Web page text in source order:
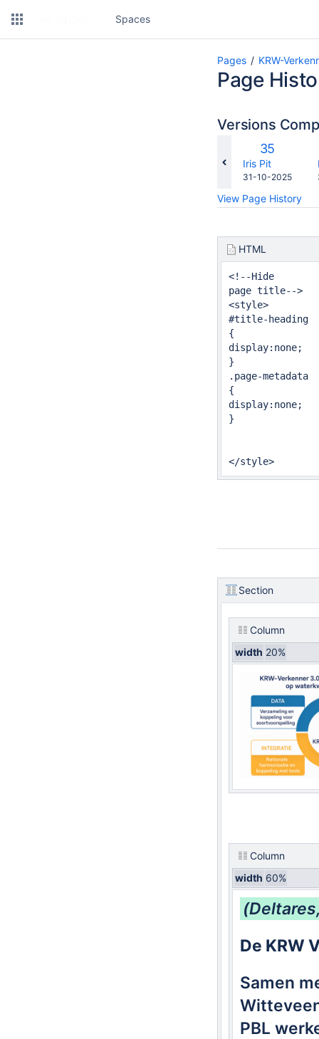
Spaces
Pages KRW-
Page
Versions
Old
Version
35
Iris Pit
Saved
31-10-2025
View Page History
HTML
<!--Hide
page title-->
<style>
#title-heading
{
display:none;
}
.page-metadata
{
display:none;
}
</style>
Section
Column
width 20%
Column
width 60%
De KRW
Samen
PBL